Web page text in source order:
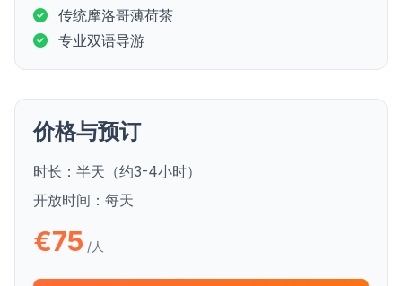
传统摩洛哥薄荷茶
专业双语导游
价格与预订
时长： 半天（约3-4小时）
开放时间： 每天
€75 /人